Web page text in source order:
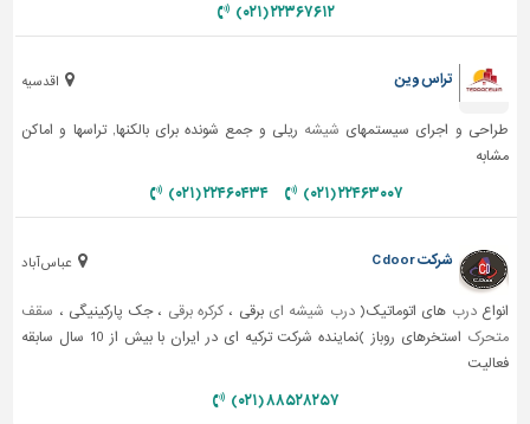
۲۲۳۶۷۶۱۲ (۰۲۱)
اقدسیه تراس وین
طراحی و اجرای سیستمهای شیشه ریلی و جمع شونده برای بالکنها, تراسها و اماکن
مشابه
۲۲۴۶۳۰۰۷ (۰۲۱) ۲۲۴۶۰۴۳۴ (۰۲۱)
عباس آباد شرکت C door
انواعدرب های اتوماتیک(درب شیشه ای برقی ، کرکره برقی ، جک پارکینیگی ، سقف
متحرک
استخرهای روباز )نماینده شرکت ترکیه ای در ایران با بیش از 10 سال سابقه
فعالیت
۸۸۵۲۸۲۵۷ (۰۲۱)